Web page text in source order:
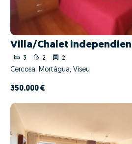
Villa/Chalet
3 2 2
Cercosa, Mortágua, Viseu
350.000 €